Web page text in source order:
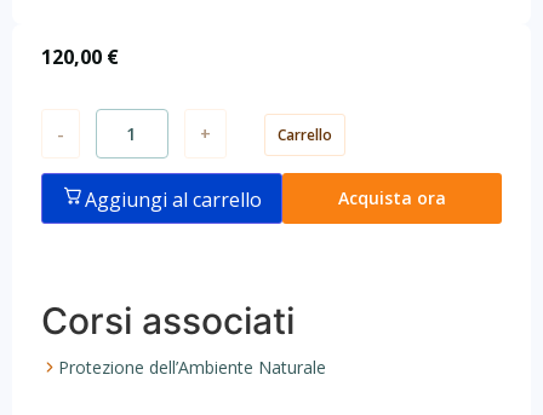
120,00 €
- + Carrello
Aggiungi al carrello Acquista ora
Corsi associati
Protezione dell’Ambiente Naturale